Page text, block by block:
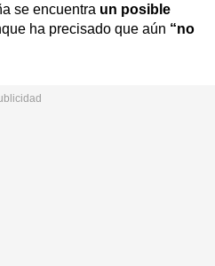
se encuentra un posible
ha precisado que aún “no